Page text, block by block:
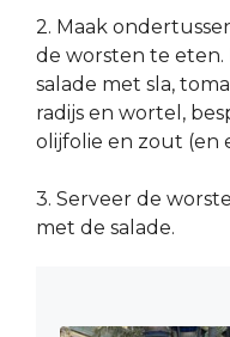
2. Maak
de worsten te eten.
salade met sla,
radijs en wortel,
olijfolie en zout (en
3. Serveer de
met de salade.